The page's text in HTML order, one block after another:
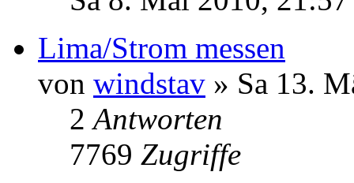
Lima/Strom messen
von windstav » Sa 13.
2Antworten
7769 Zugriffe